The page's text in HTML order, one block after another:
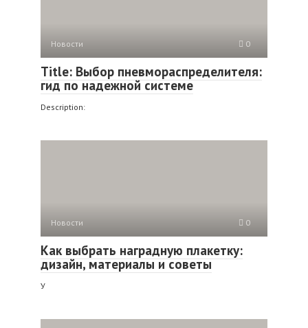
Новости 0
Title: Выбор пневмораспределителя:
гид по надежной системе
Description:
Новости 0
Как выбрать наградную плакетку:
дизайн, материалы и советы
У